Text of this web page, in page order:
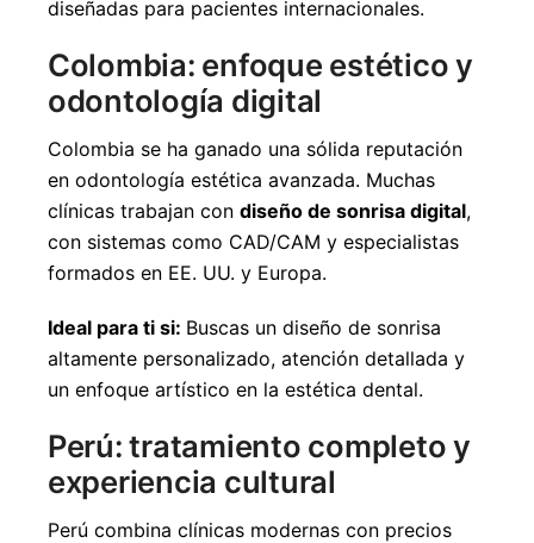
diseñadas para pacientes internacionales.
Colombia: enfoque estético y
odontología digital
Colombia se ha ganado una sólida reputación
en odontología estética avanzada. Muchas
clínicas trabajan con diseño de sonrisa digital,
con sistemas como CAD/CAM y especialistas
formados en EE. UU. y Europa.
Ideal para ti si: Buscas un diseño de sonrisa
altamente personalizado, atención detallada y
un enfoque artístico en la estética dental.
Perú: tratamiento completo y
experiencia cultural
Perú combina clínicas modernas con precios